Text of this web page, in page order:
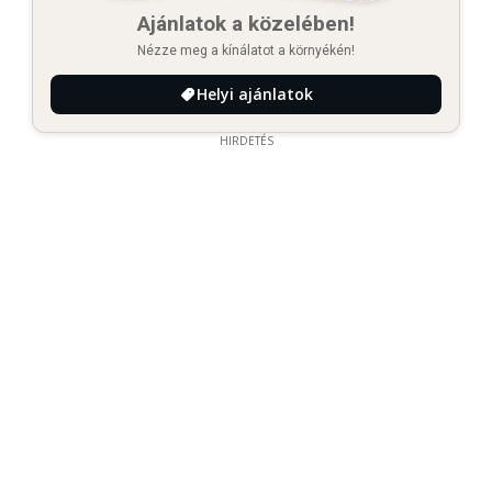
Ajánlatok a közelében!
Nézze meg a kínálatot a környékén!
Helyi ajánlatok
HIRDETÉS